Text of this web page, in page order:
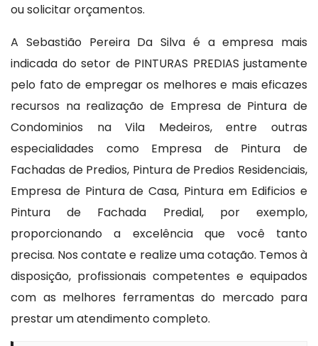
ou solicitar orçamentos.
A Sebastião Pereira Da Silva é a empresa mais
indicada do setor de PINTURAS PREDIAS justamente
pelo fato de empregar os melhores e mais eficazes
recursos na realização de Empresa de Pintura de
Condominios na Vila Medeiros, entre outras
especialidades como Empresa de Pintura de
Fachadas de Predios, Pintura de Predios Residenciais,
Empresa de Pintura de Casa, Pintura em Edificios e
Pintura de Fachada Predial, por exemplo,
proporcionando a excelência que você tanto
precisa. Nos contate e realize uma cotação. Temos à
disposição, profissionais competentes e equipados
com as melhores ferramentas do mercado para
prestar um atendimento completo.